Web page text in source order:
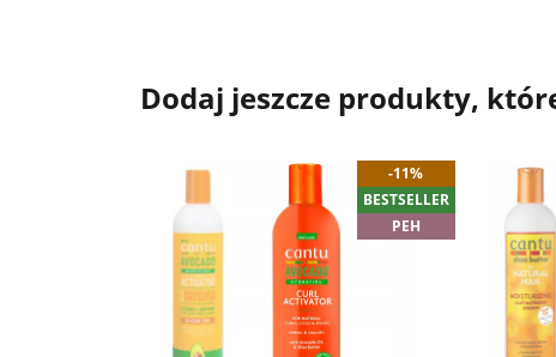
Dodaj jeszcze produkty,
-11%
BESTSELLER
PEH